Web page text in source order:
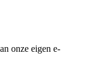
onze eigen e-